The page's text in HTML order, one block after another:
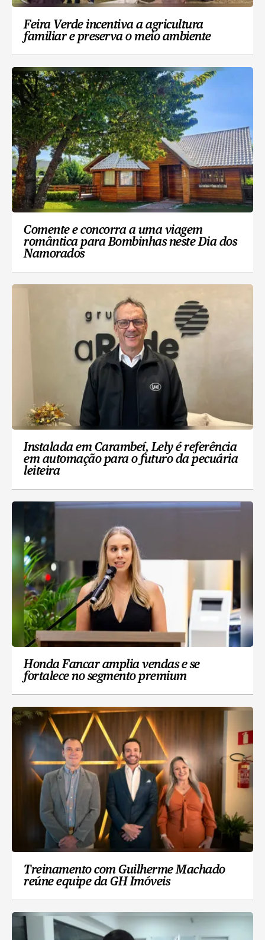
Feira Verde incentiva a agricultura
familiar e preserva o meio ambiente
Comente e concorra a uma viagem
romântica para Bombinhas neste Dia dos
Namorados
Instalada em Carambeí, Lely é referência
em automação para o futuro da pecuária
leiteira
Honda Fancar amplia vendas e se
fortalece no segmento premium
Treinamento com Guilherme Machado
reúne equipe da GH Imóveis